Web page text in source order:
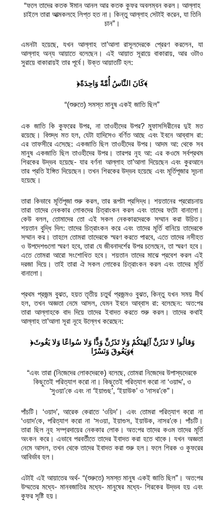
“ফলে তাদের কতক ঈমান আনল আর কতক কুফর অবলম্বন করল। আল্লাহ
চাইলে তারা আত্মকলহে লিপ্ত হত না। কিন্তু আল্লাহ সেটাই করেন, যা তিনি
চান”।
এমনটা হয়েছে, যখন আল্লাহ তা’আলা রাসূলদেরকে প্রেরণ করলেন, যা
আল্লাহ অন্য আয়াতে বলেছেন। এই আয়াত সূরায়ে বাকারায়, আর ওটাও
সুরায়ে বাকারায়ই তার পূর্বে। উক্ত আয়াতটি হল:
﴿كَانَ النَّاسُ أُمَّةً وَاحِدَةً﴾
“(শুরুতে) সমস্ত মানুষ একই জাতি ছিল”
এক জাতি কি কুফরের উপর, না তাওহীদের উপর? মুফাসসিরীনের দুই মত
রয়েছে। বিশুদ্ধ মত হল, যেটা হাদিসেও বর্ণিত আছে এবং ইবনে আব্বাস রা:
এর তাফসীরে এসেছে: একজাতি ছিল তাওহীদের উপর। আদম আ: থেকে সব
মানুষ একজাতি ছিল তাওহীদের উপর। তারপর নূহ আ: এর কওমে সর্বপ্রথম
শিরকের উদ্ভব হয়েছে- যার বর্ণনা আল্লাহ তা’আলা দিয়েছেন এবং কুরআনে
তার প্রতি ইঙ্গিত দিয়েছেন। তখন শিরকের উদ্ভব হয়েছে এবং মূর্তিপূজার সূচনা
হয়েছে।
তারা কিভাবে মূর্তিপূজা শুরু করল, তার রূপটা প্রসিদ্ধ। শয়তানের প্ররোচনায়
তারা তাদের নেককার লোকদের চিত্রাংকন করল এবং তাদের ফটো বানালো।
কেউ বলল, তোমাদের তো এই সকল নেককারদেরকে সম্মান করা উচিত।
শয়তান বুদ্ধি দিল: তাদের চিত্রাংকন করে এবং তাদের মূর্তি বানিয়ে তাদেরকে
সম্মান কর। তাহলে তোমরা তাদেরকে স্মরণ করতে পারবে, এতে তাদের নসীহত
ও উপদেশগুলো স্মরণ হবে, তারা যে জীবনাদর্শের উপর চলেছেন, তা স্মরণ হবে।
এতে তোমরা আরো সংশোধিত হবে। শয়তান তাদের মাঝে প্রবেশ করল এই
দরজা দিয়ে। তাই তারা ঐ সকল লোকের চিত্রাংকন করল এবং তাদের মূর্তি
বানালো।
প্রথম প্রজন্ম বুঝত, হয়ত তৃতীয় চতুর্থ প্রজন্মও বুঝত, কিন্তু যখন সময় দীর্ঘ
হল, তখন অজ্ঞতা নেমে আসল, যেমন ইবনে আব্বাস রা: বলেছেন: অত:পর
তারা আল্লাহকে বাদ দিয়ে তাদের ইবাদত করতে শুরু করল। তাদের কথাই
আল্লাহ তা’আলা সূরা নূহে উল্লেখ করেছেন:
﴿وَقالُوا لا تَذَرُنَّ آلِهَتَكُمْ وَلا تَذَرُنَّ وَدًّا وَلا سُواعًا وَلا يَغُوثَ
وَيَعُوقَ وَنَسْرًا﴾
“এবং তারা (নিজেদের লোকদেরকে) বলেছে, তোমরা নিজেদের উপাস্যদেরকে
কিছুতেই পরিত্যাগ করো না। কিছুতেই পরিত্যাগ করো না ‘ওয়াদ্দ’, ও
‘সুওয়া’কে এবং না ‘ইয়াগুছ’, ‘ইয়াউক’ ও ‘নাসর’কে”।
পাঁচটি। ‘ওয়াদ’, আরেক কেরাতে ‘ওয়িদ’। এবং তোমরা পরিত্যাগ করো না
‘ওয়াদ’কে, পরিত্যাগ করো না ‘সওয়া, ইয়াগুস, ইয়াউক, নাসর’কে। পাঁচটি।
তারা ছিল নূহ সম্প্রদায়ের নেককার লোক। অত:পর তাদের কওম তাদের মূর্তি
অংকন করে। এভাবে পরবর্তীতে তাদের ইবাদত করা হতে থাকে। যখন অজ্ঞতা
নেমে আসল, তখন থেকে তাদের ইবাদত করা শুরু হল। ফলে শিরক ও কুফরের
আবির্ভাব হল।
এটাই এই আয়াতের অর্থ- “(শুরুতে) সমস্ত মানুষ একই জাতি ছিল”। অত:পর
উম্মতের মধ্যে- মানবজাতির মধ্যে- মানুষের মধ্যে- শিরকের উদ্ভব হয় এবং
কুফর সৃষ্টি হয়।